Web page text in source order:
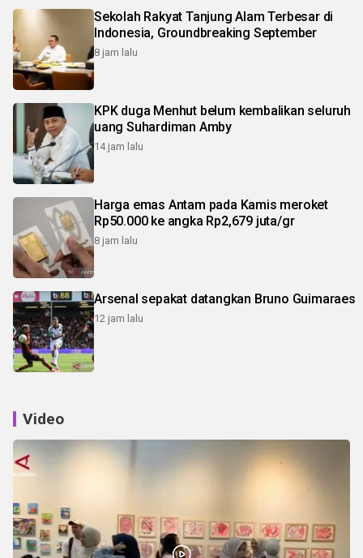
Sekolah Rakyat Tanjung Alam Terbesar di
Indonesia, Groundbreaking September
8 jam lalu
KPK duga Menhut belum kembalikan seluruh
uang Suhardiman Amby
14 jam lalu
Harga emas Antam pada Kamis meroket
Rp50.000 ke angka Rp2,679 juta/gr
8 jam lalu
Arsenal sepakat datangkan Bruno Guimaraes
12 jam lalu
Video